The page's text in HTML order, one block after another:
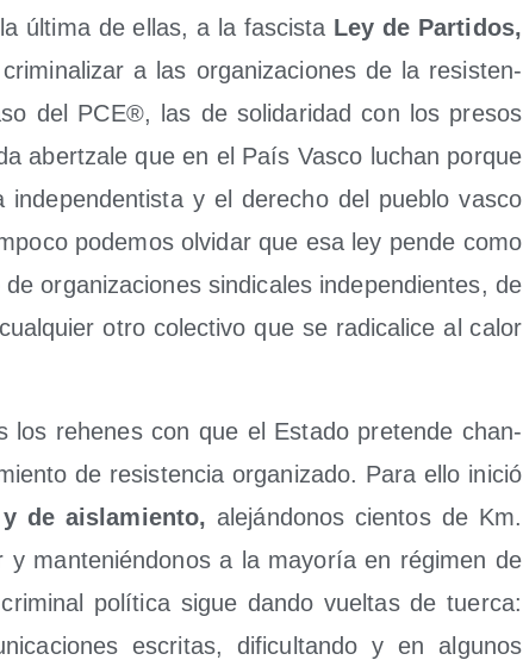
últi­ma de ellas, a la fas­cis­ta Ley de Par­ti­dos,
a las orga­ni­za­cio­nes de la resis­ten­
del PCE®, las de soli­da­ri­dad con los pre­sos
aber­tza­le que en el País Vas­co luchan por­que
inde­pen­den­tis­ta y el dere­cho del pue­blo vas­co
pode­mos olvi­dar que esa ley pen­de como
orga­ni­za­cio­nes sin­di­ca­les inde­pen­dien­tes, de
otro colec­ti­vo que se radi­ca­li­ce al calor
los rehe­nes con que el Esta­do pre­ten­de chan­
de resis­ten­cia orga­ni­za­do. Para ello ini­ció
de ais­la­mien­to, ale­ján­do­nos cien­tos de Km.
y man­te­nién­do­nos a la mayo­ría en régi­men de
polí­ti­ca sigue dan­do vuel­tas de tuer­ca:
escri­tas, difi­cul­tan­do y en algu­nos